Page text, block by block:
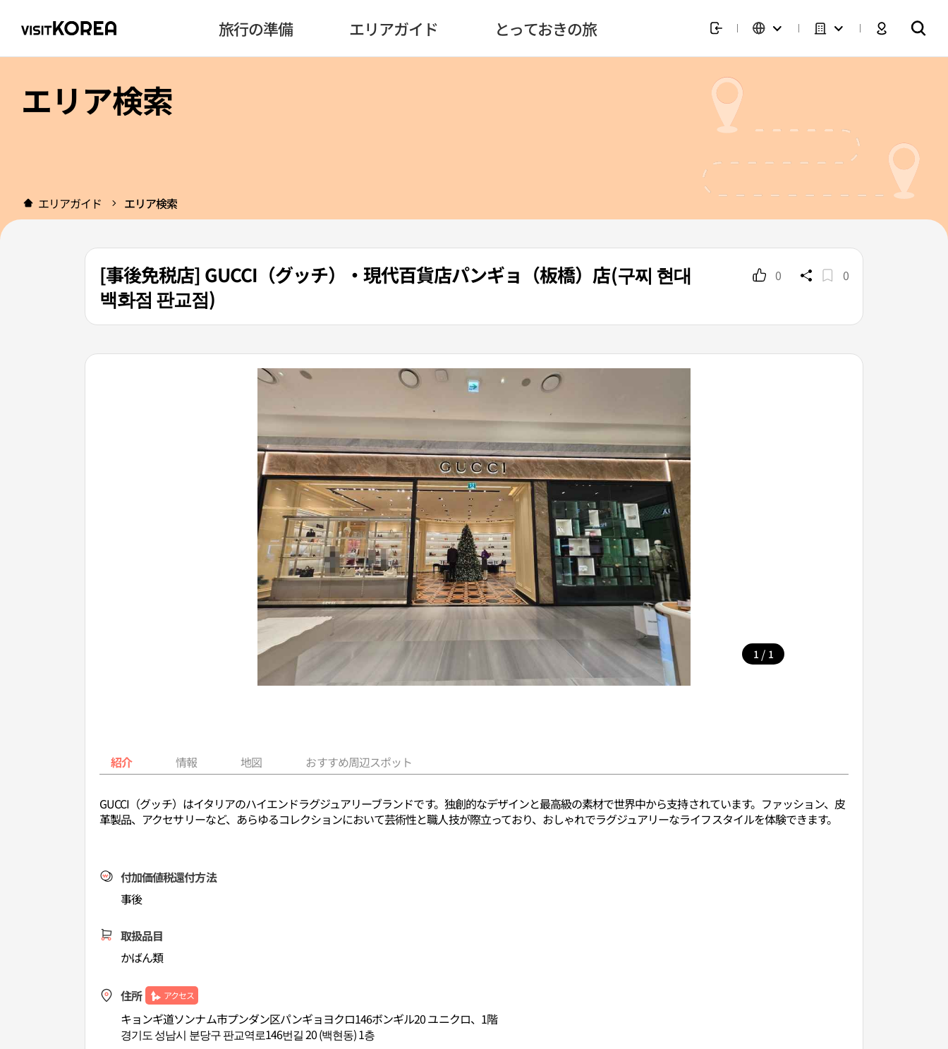
旅行の準備 エリアガイド とっておきの旅
エリア検索
エリアガイド エリア検索
[事後免税店] GUCCI（グッチ）・現代百貨店パンギョ（板橋）店(구찌 현대
백화점 판교점)
0 0
1 / 1
紹介 情報 地図 おすすめ周辺スポット
GUCCI（グッチ）はイタリアのハイエンドラグジュアリーブランドです。独創的なデザインと最高級の素材で世界中から支持されています。ファッション、皮
革製品、アクセサリーなど、あらゆるコレクションにおいて芸術性と職人技が際立っており、おしゃれでラグジュアリーなライフスタイルを体験できます。
付加価値税還付方法
事後
取扱品目
かばん類
住所 アクセス
キョンギ道ソンナム市プンダン区パンギョヨクロ146ボンギル20 ユニクロ、1階
경기도 성남시 분당구 판교역로146번길 20 (백현동) 1층